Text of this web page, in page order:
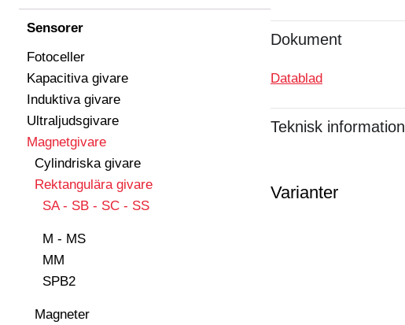
Sensorer
Fotoceller
Kapacitiva givare
Induktiva givare
Ultraljudsgivare
Magnetgivare
Cylindriska givare
Rektangulära givare
SA - SB - SC - SS
M - MS
MM
SPB2
Magneter
Dokument
Datablad
Teknisk information
Varianter